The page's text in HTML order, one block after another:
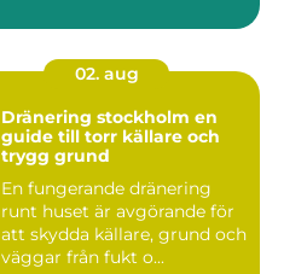
02. aug
Dränering stockholm en
guide till torr källare och
trygg grund
En fungerande dränering
runt huset är avgörande för
att skydda källare, grund och
väggar från fukt o...